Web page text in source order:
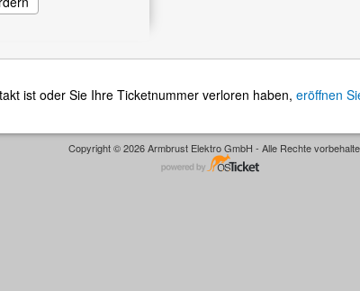
ist oder Sie Ihre Ticketnummer verloren haben, eröffnen
Copyright © 2026 Armbrust Elektro GmbH - Alle Rechte